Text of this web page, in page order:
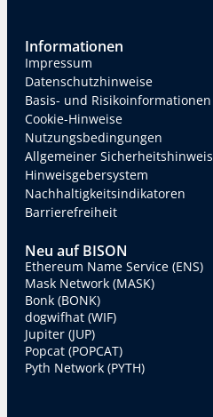
Informationen
Impressum
Datenschutzhinweise
Basis- und Risikoinformationen
Cookie-Hinweise
Nutzungsbedingungen
Allgemeiner Sicherheitshinweis
Hinweisgebersystem
Nachhaltigkeitsindikatoren
Barrierefreiheit
Neu auf BISON
Ethereum Name Service (ENS)
Mask Network (MASK)
Bonk (BONK)
dogwifhat (WIF)
Jupiter (JUP)
Popcat (POPCAT)
Pyth Network (PYTH)